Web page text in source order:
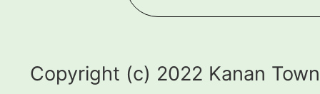
Copyright (c) 2022 Kanan